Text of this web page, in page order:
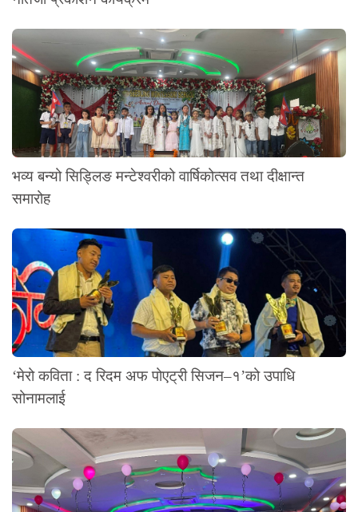
भव्य बन्यो सिड्लिङ मन्टेश्वरीको वार्षिकोत्सव तथा दीक्षान्त
समारोह
‘मेरो कविता : द रिदम अफ पोएट्री सिजन–१’को उपाधि
सोनामलाई